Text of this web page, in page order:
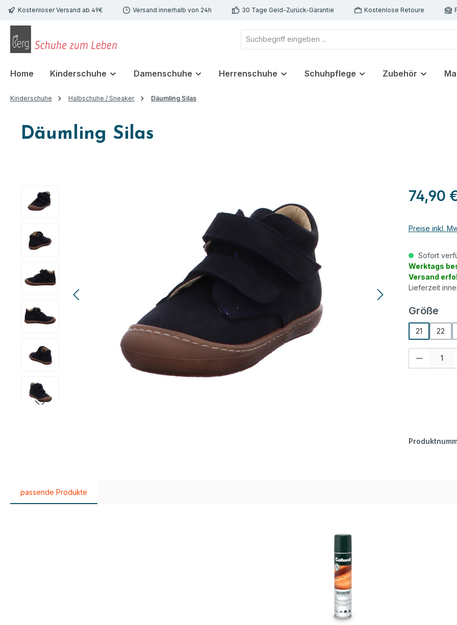
Hauptinhalt springen
Zur Suche springen
Zur Hauptnavigation springen
Kostenloser Versand ab 49€ Versand innerhalb von 24h 30 Tage Geld-Zurück-Garantie Kostenlose Retoure
Home Kinderschuhe Damenschuhe Herrenschuhe Schuhpflege Zubehör
Kinderschuhe Halbschuhe / Sneaker Däumling Silas
Däumling Silas
Bildergalerie überspringen 74,90
Preise inkl.
Sofort
Werktags
Versand
Lieferzeit
Größe
21 22
passende Produkte